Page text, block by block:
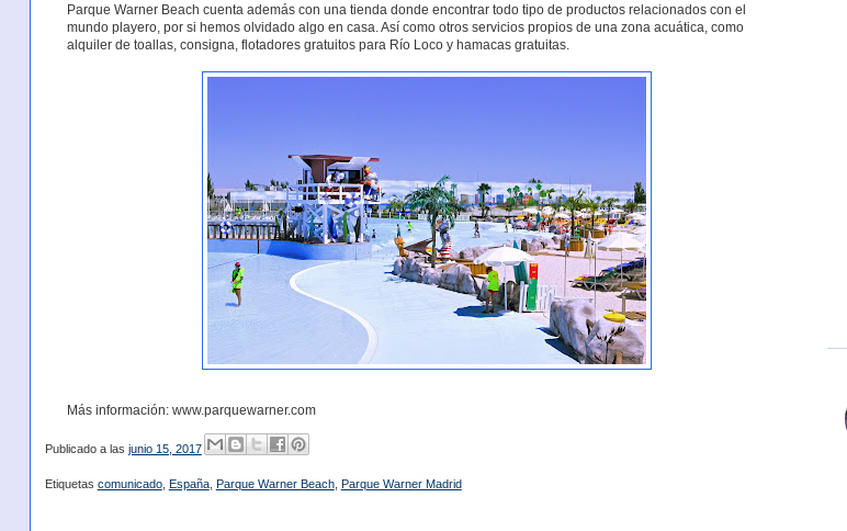
Parque Warner Beach cuenta además con una tienda donde encontrar todo tipo de productos relacionados con el
mundo playero, por si hemos olvidado algo en casa. Así como otros servicios propios de una zona acuática, como
alquiler de toallas, consigna, flotadores gratuitos para Río Loco y hamacas gratuitas.
Más información: www.parquewarner.com
Publicado a las junio 15, 2017
Etiquetas comunicado, España, Parque Warner Beach, Parque Warner Madrid